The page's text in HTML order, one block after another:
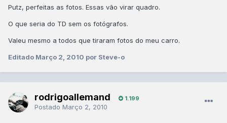
Putz, perfeitas as fotos. Essas vão virar quadro.
O que seria do TD sem os fotógrafos.
Valeu mesmo a todos que tiraram fotos do meu carro.
Editado Março 2, 2010 por Steve-o
rodrigoallemand 1.199
Postado Março 2, 2010